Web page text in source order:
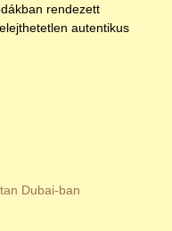
rendezett
autentikus
Dubai-ban